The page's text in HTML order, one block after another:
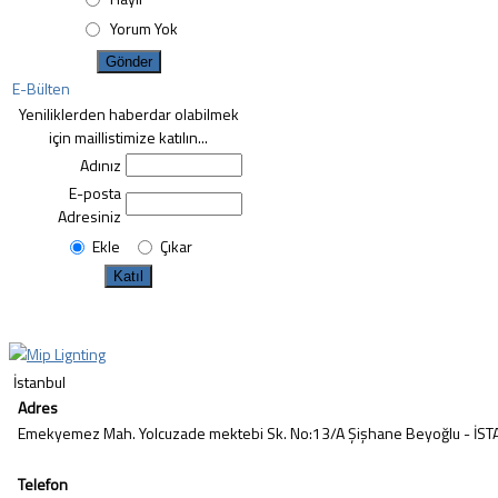
Yorum Yok
E-Bülten
Yeniliklerden haberdar olabilmek
için maillistimize katılın...
Adınız
E-posta
Adresiniz
Ekle
Çıkar
İstanbul
Adres
Emekyemez Mah. Yolcuzade mektebi Sk. No:13/A Şişhane Beyoğlu -
Telefon